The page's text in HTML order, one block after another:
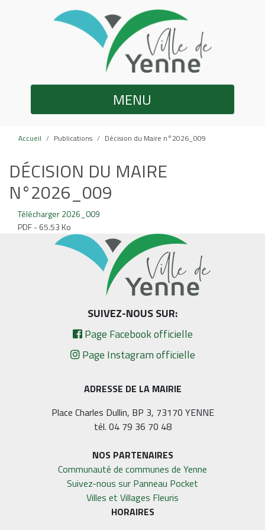
MENU
Accueil Publications Décision du Maire n°2026_009
DÉCISION DU MAIRE
N°2026_009
Télécharger 2026_009
PDF - 65.53 Ko
ADRESSE DE LA MAIRIE
Place Charles Dullin, BP 3, 73170 YENNE
tél. 04 79 36 70 48
NOS PARTENAIRES
Communauté de communes de Yenne
Suivez-nous sur Panneau Pocket
Villes et Villages Fleuris
SUIVEZ-NOUS SUR:
Page Facebook officielle
Page Instagram officielle
HORAIRES